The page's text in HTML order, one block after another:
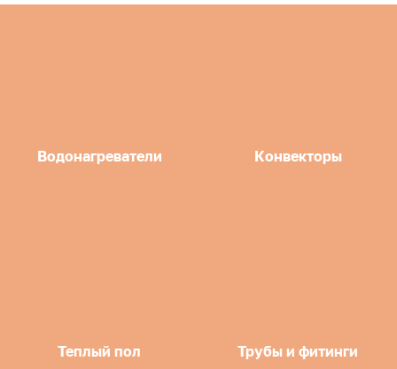
Водонагреватели Конвекторы
Теплый пол Трубы и фитинги